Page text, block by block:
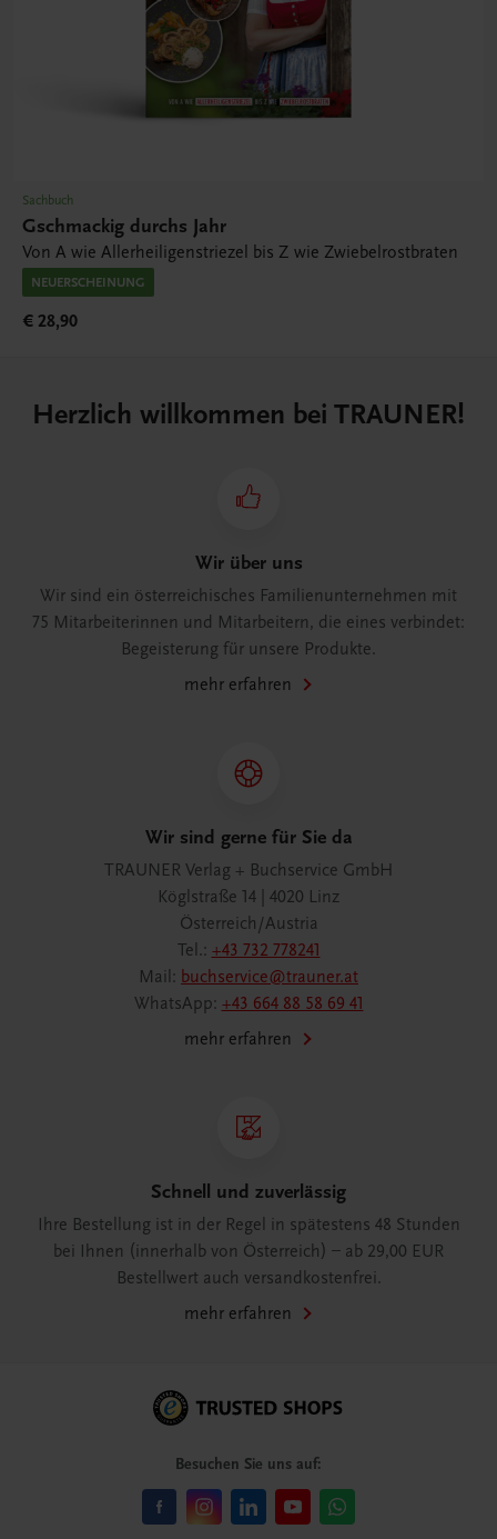
Sachbuch
Gschmackig durchs Jahr
Von A wie Allerheiligenstriezel bis Z wie Zwiebelrostbraten
NEUERSCHEINUNG
€ 28,90
Herzlich willkommen bei TRAUNER!
Wir über uns
Wir sind ein österreichisches Familienunternehmen mit
75 Mitarbeiterinnen und Mitarbeitern, die eines verbindet:
Begeisterung für unsere Produkte.
mehr erfahren
Wir sind gerne für Sie da
TRAUNER Verlag + Buchservice GmbH
Köglstraße 14 | 4020 Linz
Österreich/Austria
Tel.: +43 732 778241
Mail: buchservice@trauner.at
WhatsApp: +43 664 88 58 69 41
mehr erfahren
Schnell und zuverlässig
Ihre Bestellung ist in der Regel in spätestens 48 Stunden
bei Ihnen (innerhalb von Österreich) – ab 29,00 EUR
Bestellwert auch versandkostenfrei.
mehr erfahren
Besuchen Sie uns auf: